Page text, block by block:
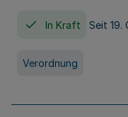
In Kraft Seit 19.
Verordnung